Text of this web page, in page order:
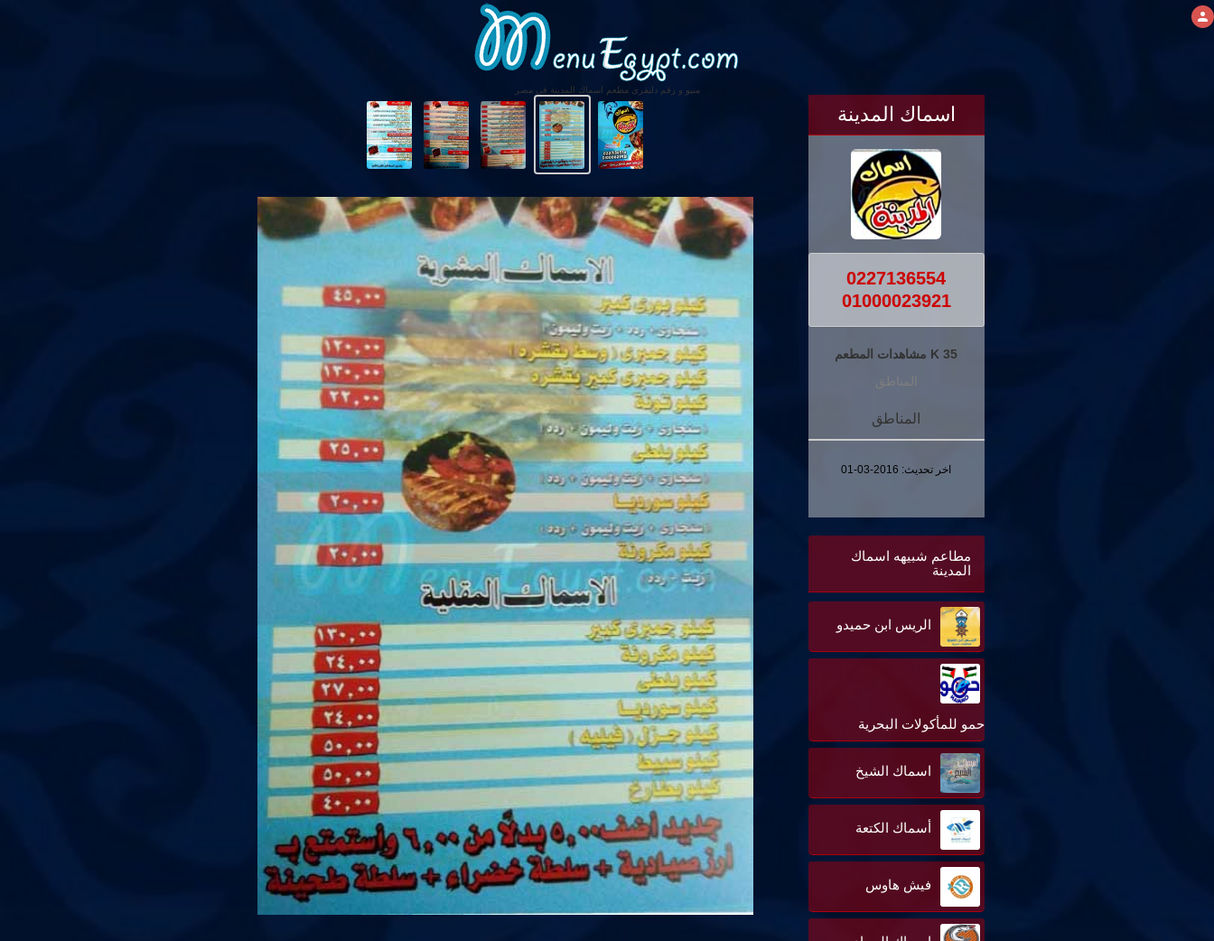
منيو و رقم دليفرى مطعم اسماك المدينة فى مصر
اسماك المدينة
0227136554
01000023921
35 K مشاهدات المطعم
المناطق
المناطق
اخر تحديث: 2016-03-01
مطاعم شبيهه اسماك
المدينة
الريس ابن حميدو
حمو للمأكولات البحرية
اسماك الشيخ
أسماك الكتعة
فيش هاوس